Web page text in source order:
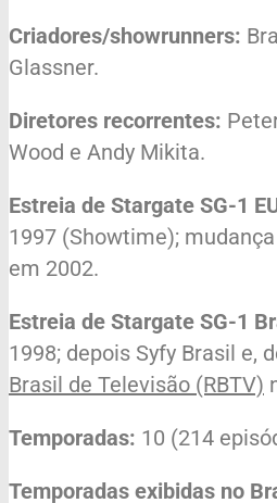
Criadores/showrunners:
Glassner.
Diretores recorrentes:
Wood e Andy Mikita.
Estreia de Stargate SG-1
1997 (Showtime);
em 2002.
Estreia de Stargate SG-1
1998; depois Syfy Brasil e,
Brasil de Televisão (RBTV)
Temporadas: 10 (214
Temporadas exibidas no